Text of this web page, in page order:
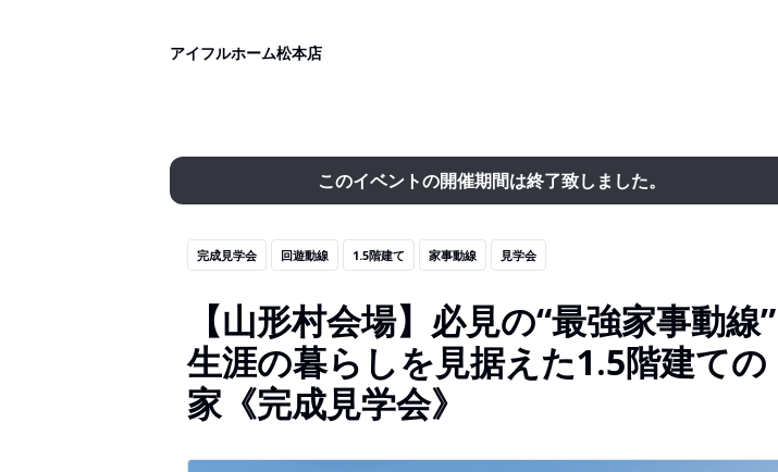
アイフルホーム松本店
このイベントの開催期間は終了致しました。
完成見学会 回遊動線 1.5階建て 家事動線 見学会
【山形村会場】必見の“最強家事動線”
生涯の暮らしを見据えた1.5階建ての
家《完成見学会》